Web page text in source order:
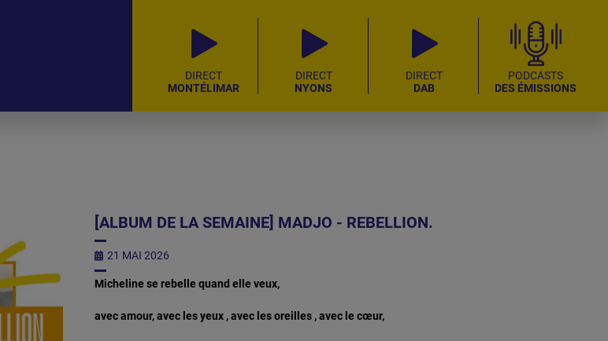
DIRECT
MONTÉLIMAR
DIRECT
NYONS
DIRECT
DAB
PODCASTS
DES ÉMISSIONS
[ALBUM DE LA SEMAINE] MADJO - REBELLION.
21 MAI 2026
Micheline se rebelle quand elle veux,
avec amour, avec les yeux , avec les oreilles , avec le cœur,